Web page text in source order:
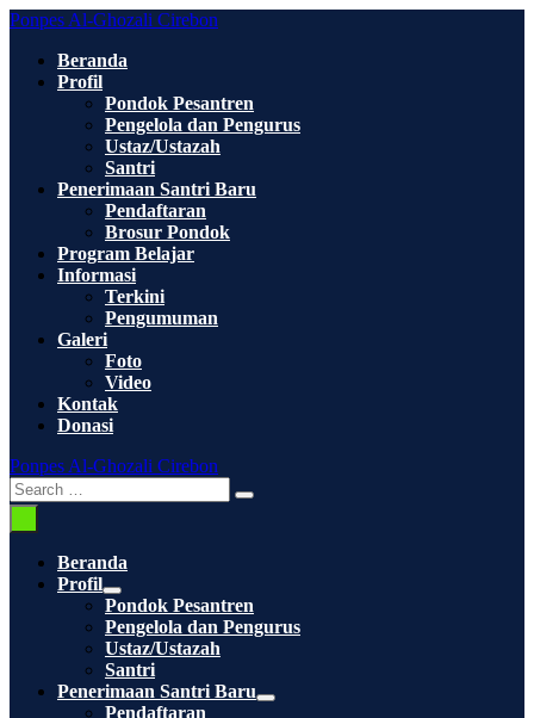
Skip
content
Ponpes Al-Ghozali Cirebon
Beranda
Profil
Pondok Pesantren
Pengelola dan Pengurus
Ustaz/Ustazah
Santri
Penerimaan Santri Baru
Pendaftaran
Brosur Pondok
Program Belajar
Informasi
Terkini
Pengumuman
Galeri
Foto
Video
Kontak
Donasi
Ponpes Al-Ghozali Cirebon
Search
Toggle
Search
for:
Beranda
Profil
Menu
Toggle
Pondok Pesantren
Pengelola dan Pengurus
Ustaz/Ustazah
Santri
Penerimaan Santri Baru
Menu
Pendaftaran